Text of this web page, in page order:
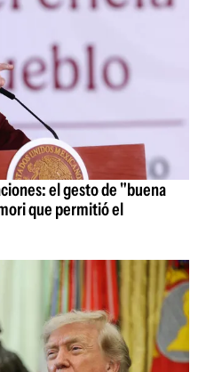
el gesto de "buena
que permitió el